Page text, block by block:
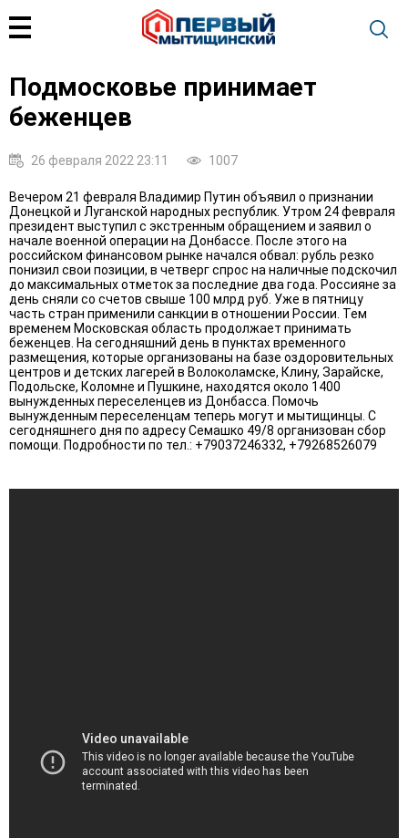
Подмосковье принимает
беженцев
26 февраля 2022 23:11 1007
Вечером 21 февраля Владимир Путин объявил о признании
Донецкой и Луганской народных республик. Утром 24 февраля
президент выступил с экстренным обращением и заявил о
начале военной операции на Донбассе. После этого на
российском финансовом рынке начался обвал: рубль резко
понизил свои позиции, в четверг спрос на наличные подскочил
до максимальных отметок за последние два года. Россияне за
день сняли со счетов свыше 100 млрд руб. Уже в пятницу
часть стран применили санкции в отношении России. Тем
временем Московская область продолжает принимать
беженцев. На сегодняшний день в пунктах временного
размещения, которые организованы на базе оздоровительных
центров и детских лагерей в Волоколамске, Клину, Зарайске,
Подольске, Коломне и Пушкине, находятся около 1400
вынужденных переселенцев из Донбасса. Помочь
вынужденным переселенцам теперь могут и мытищинцы. С
сегодняшнего дня по адресу Семашко 49/8 организован сбор
помощи. Подробности по тел.: +79037246332, +79268526079